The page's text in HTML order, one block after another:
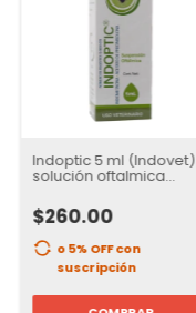
Indoptic 5 ml (Indovet)
solución oftalmica
$260.00
o 5% OFFcon
suscripción